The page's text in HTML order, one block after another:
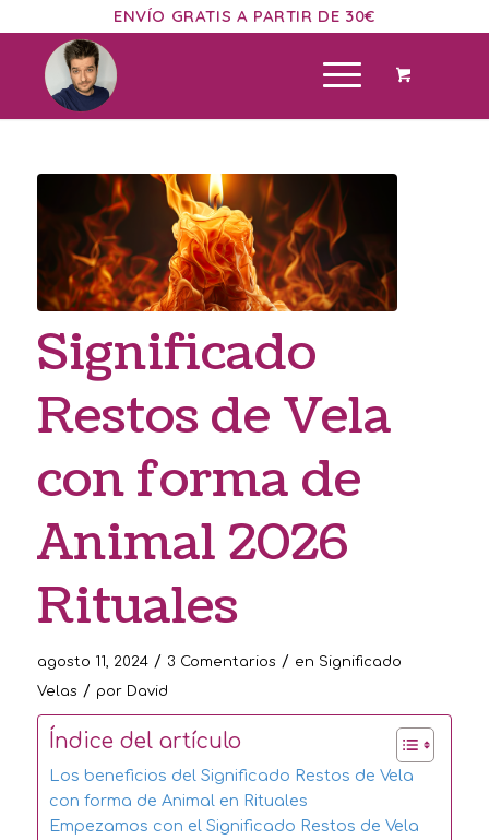
ENVÍO GRATIS A PARTIR DE 30€
Significado
Restos de Vela
con forma de
Animal 2026
Rituales
agosto 11, 2024 / 3 Comentarios / en Significado
Velas / por David
Índice del artículo
Los beneficios del Significado Restos de Vela
con forma de Animal en Rituales
Empezamos con el Significado Restos de Vela